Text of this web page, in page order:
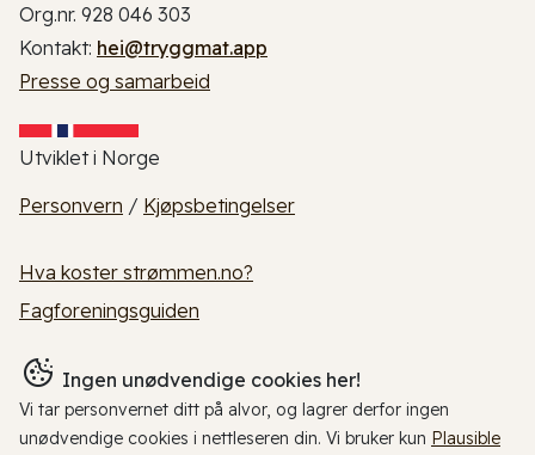
Org.nr. 928 046 303
Kontakt: hei@tryggmat.app
Presse og samarbeid
Utviklet i Norge
Personvern / Kjøpsbetingelser
Hva koster strømmen.no?
Fagforeningsguiden
Ingen unødvendige cookies her!
Vi tar personvernet ditt på alvor, og lagrer derfor ingen
unødvendige cookies i nettleseren din. Vi bruker kun Plausible